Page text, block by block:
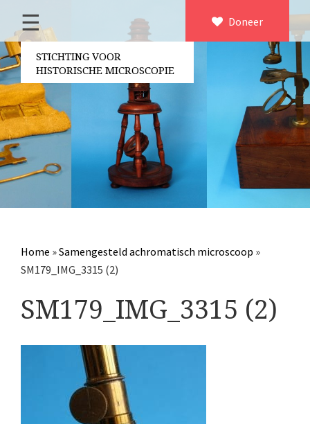
×
Home
Over ons
Contact
Bestuur
Vrijwilligers
Partners
Jaarverslagen
Microscopen
Overige optische instrumenten
Elektrische meetapparatuur
Boeken
Divers
Makers
Images
Doneer
☰
STICHTING VOOR
HISTORISCHE MICROSCOPIE
Home »Samengesteld achromatisch microscoop »
SM179_IMG_3315 (2)
SM179_IMG_3315 (2)